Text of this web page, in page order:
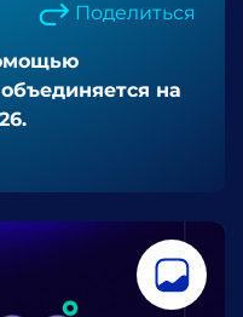
Поделиться
на